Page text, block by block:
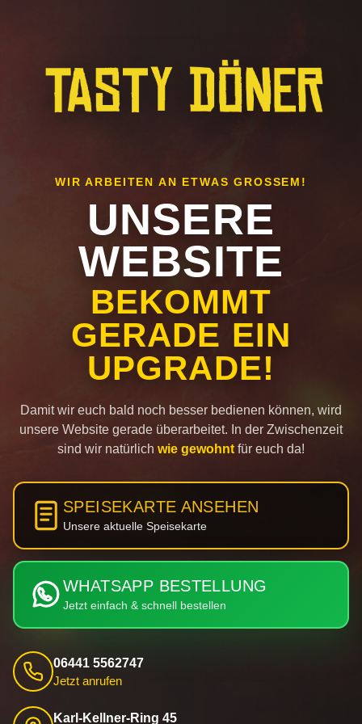
WIR ARBEITEN AN ETWAS GROSSEM!
UNSERE
WEBSITE
BEKOMMT
GERADE EIN
UPGRADE!
Damit wir euch bald noch besser bedienen können, wird
unsere Website gerade überarbeitet. In der Zwischenzeit
sind wir natürlich wie gewohnt für euch da!
SPEISEKARTE ANSEHEN
Unsere aktuelle Speisekarte
WHATSAPP BESTELLUNG
Jetzt einfach & schnell bestellen
06441 5562747
Jetzt anrufen
Karl-Kellner-Ring 45